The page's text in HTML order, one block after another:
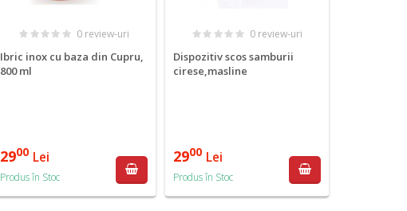
0 review-uri
Ibric inox cu baza din Cupru,
800 ml
2900 Lei
Produs în Stoc
0 review-uri
Dispozitiv scos samburii
cirese,masline
2900 Lei
Produs în Stoc